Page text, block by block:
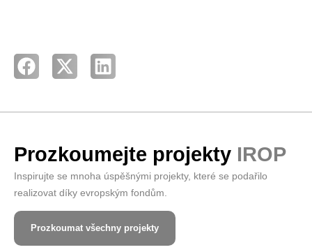
Prozkoumejte projekty IROP
Inspirujte se mnoha úspěšnými projekty, které se podařilo
realizovat díky evropským fondům.
Prozkoumat všechny projekty